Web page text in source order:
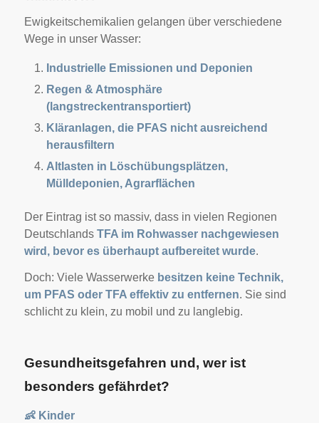
Ewigkeitschemikalien gelangen über verschiedene
Wege in unser Wasser:
Industrielle Emissionen und Deponien
Regen & Atmosphäre
(langstreckentransportiert)
Kläranlagen, die PFAS nicht ausreichend
herausfiltern
Altlasten in Löschübungsplätzen,
Mülldeponien, Agrarflächen
Der Eintrag ist so massiv, dass in vielen Regionen
Deutschlands TFA im Rohwasser nachgewiesen
wird, bevor es überhaupt aufbereitet wurde.
Doch: Viele Wasserwerke besitzen keine Technik,
um PFAS oder TFA effektiv zu entfernen. Sie sind
schlicht zu klein, zu mobil und zu langlebig.
Gesundheitsgefahren und, wer ist
besonders gefährdet?
👶Kinder